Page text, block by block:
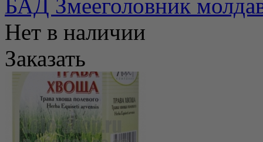
БАД Змееголовник
Нет в наличии
Заказать